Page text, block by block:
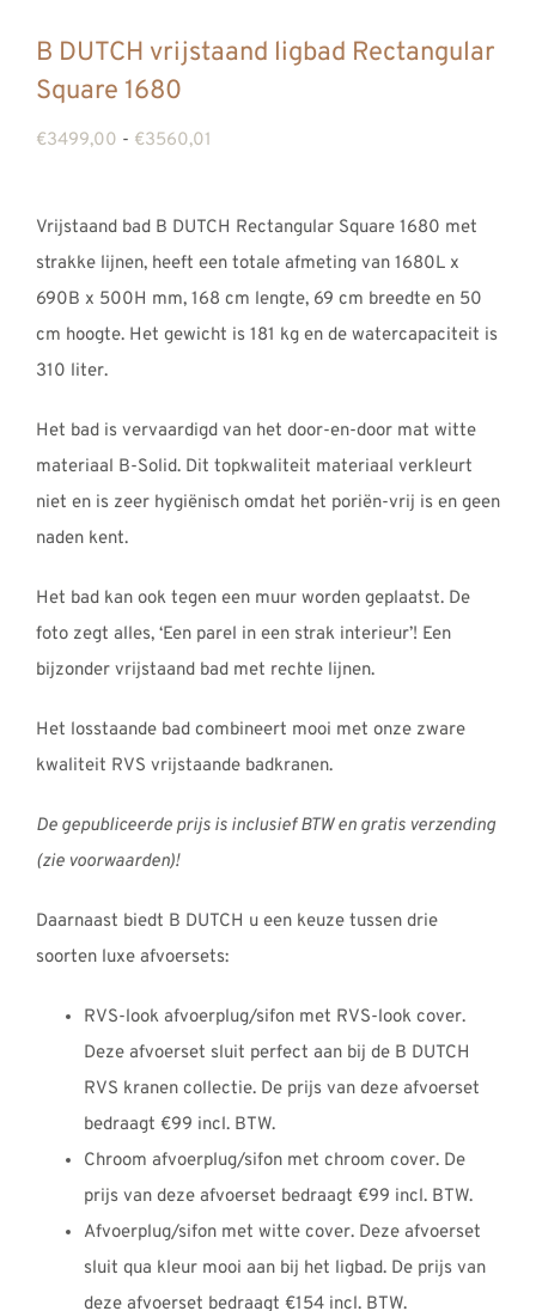
B DUTCH vrijstaand ligbad Rectangular
Square 1680
€3499,00 - €3560,01
Vrijstaand bad B DUTCH Rectangular Square 1680 met
strakke lijnen, heeft een totale afmeting van 1680L x
690B x 500H mm, 168 cm lengte, 69 cm breedte en 50
cm hoogte. Het gewicht is 181 kg en de watercapaciteit is
310 liter.
Het bad is vervaardigd van het door-en-door mat witte
materiaal B-Solid. Dit topkwaliteit materiaal verkleurt
niet en is zeer hygiënisch omdat het poriën-vrij is en geen
naden kent.
Het bad kan ook tegen een muur worden geplaatst. De
foto zegt alles, ‘Een parel in een strak interieur’! Een
bijzonder vrijstaand bad met rechte lijnen.
Het losstaande bad combineert mooi met onze zware
kwaliteit RVS vrijstaande badkranen.
De gepubliceerde prijs is inclusief BTW en gratis verzending
(zie voorwaarden)!
Daarnaast biedt B DUTCH u een keuze tussen drie
soorten luxe afvoersets:
RVS-look afvoerplug/sifon met RVS-look cover.
Deze afvoerset sluit perfect aan bij de B DUTCH
RVS kranen collectie. De prijs van deze afvoerset
bedraagt €99 incl. BTW.
Chroom afvoerplug/sifon met chroom cover. De
prijs van deze afvoerset bedraagt €99 incl. BTW.
Afvoerplug/sifon met witte cover. Deze afvoerset
sluit qua kleur mooi aan bij het ligbad. De prijs van
deze afvoerset bedraagt €154 incl. BTW.